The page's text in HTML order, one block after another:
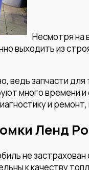
Несмотря на
выходить из
ведь запчасти
много времени
и
Ленд
не
к качеству